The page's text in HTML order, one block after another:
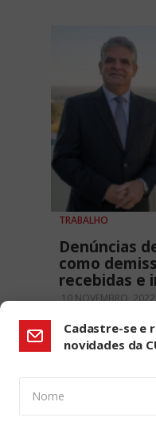
TRABALHO
Denúncias
como
recebidas e
10 NOVEMBRO,
Cadastre-se e
novidades da
Nome